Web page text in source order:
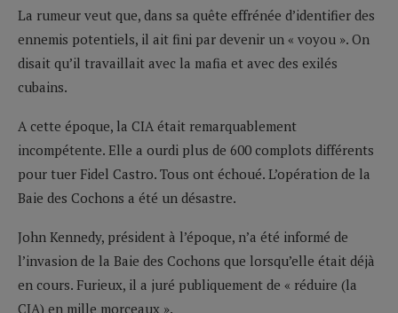
La rumeur veut que, dans sa quête effrénée d’identifier des
ennemis potentiels, il ait fini par devenir un « voyou ». On
disait qu’il travaillait avec la mafia et avec des exilés
cubains.
A cette époque, la CIA était remarquablement
incompétente. Elle a ourdi plus de 600 complots différents
pour tuer Fidel Castro. Tous ont échoué. L’opération de la
Baie des Cochons a été un désastre.
John Kennedy, président à l’époque, n’a été informé de
l’invasion de la Baie des Cochons que lorsqu’elle était déjà
en cours. Furieux, il a juré publiquement de « réduire (la
CIA) en mille morceaux ».